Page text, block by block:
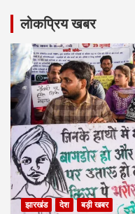
लोकप्रिय खबर
झारखंड देश बड़ी खबर